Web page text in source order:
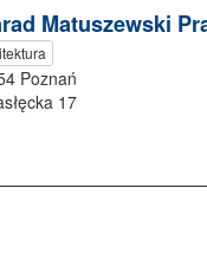
Matuszewski
Poznań
17